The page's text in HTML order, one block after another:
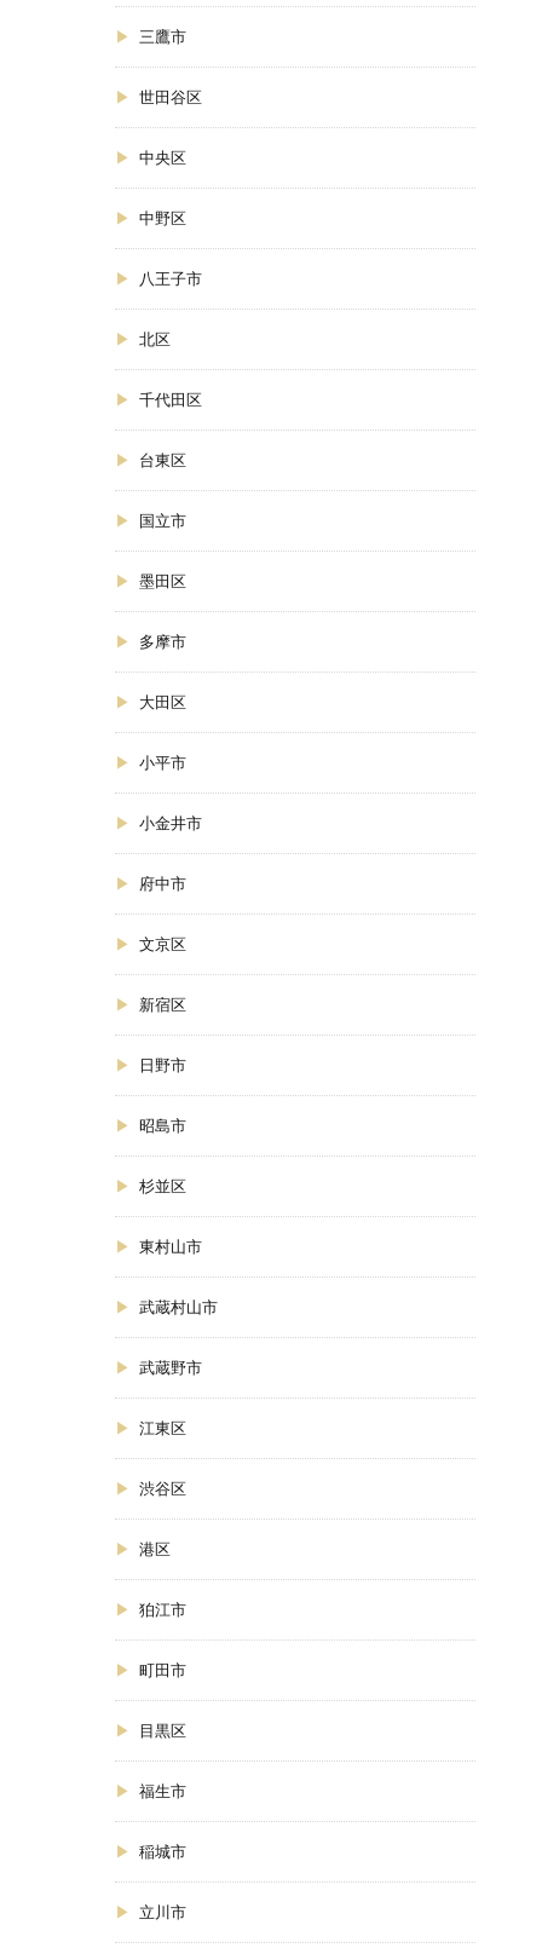
三鷹市
世田谷区
中央区
中野区
八王子市
北区
千代田区
台東区
国立市
墨田区
多摩市
大田区
小平市
小金井市
府中市
文京区
新宿区
日野市
昭島市
杉並区
東村山市
武蔵村山市
武蔵野市
江東区
渋谷区
港区
狛江市
町田市
目黒区
福生市
稲城市
立川市